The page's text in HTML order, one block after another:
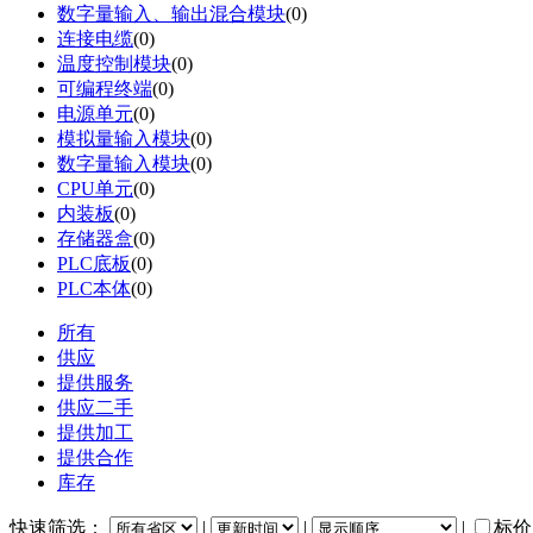
数字量输入、输出混合模块(0)
连接电缆(0)
温度控制模块(0)
可编程终端(0)
电源单元(0)
模拟量输入模块(0)
数字量输入模块(0)
CPU单元(0)
内装板(0)
存储器盒(0)
PLC底板(0)
PLC本体(0)
所有
供应
提供服务
供应二手
提供加工
提供合作
库存
快速筛选： 标价